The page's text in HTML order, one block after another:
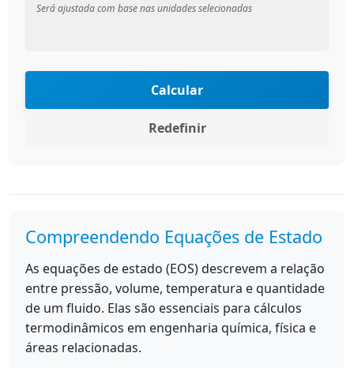
Será ajustada com base nas unidades selecionadas
Calcular
Redefinir
Compreendendo Equações de Estado
As equações de estado (EOS) descrevem a relação
entre pressão, volume, temperatura e quantidade
de um fluido. Elas são essenciais para cálculos
termodinâmicos em engenharia química, física e
áreas relacionadas.